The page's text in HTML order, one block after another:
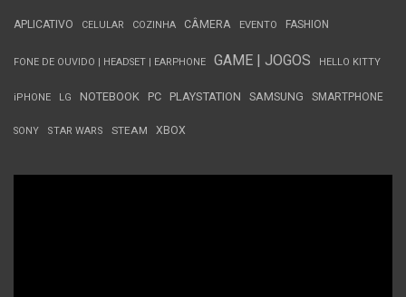
APLICATIVO CELULAR COZINHA CÂMERA EVENTO FASHION
FONE DE OUVIDO | HEADSET | EARPHONE GAME | JOGOS HELLO KITTY
iPHONE LG NOTEBOOK PC PLAYSTATION SAMSUNG SMARTPHONE
SONY STAR WARS STEAM XBOX